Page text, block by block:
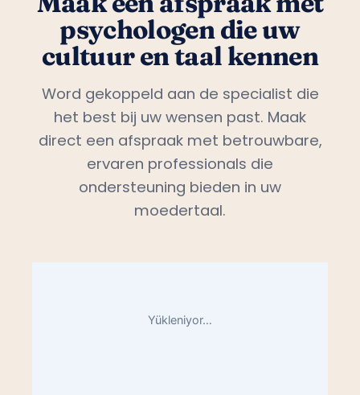
psychologen die uw
cultuur en taal kennen
Word gekoppeld aan de specialist die
het best bij uw wensen past. Maak
direct een afspraak met betrouwbare,
ervaren professionals die
ondersteuning bieden in uw
moedertaal.